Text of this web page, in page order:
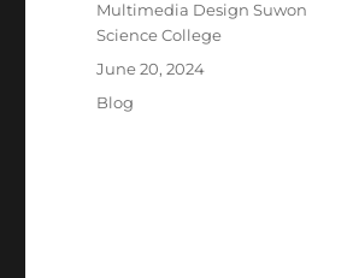
Author
Multimedia Design Suwon
Science College
Posted
on
June 20, 2024
Categories
Blog